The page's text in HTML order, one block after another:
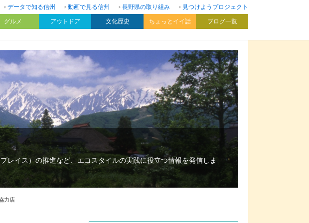
データで知る信州 動画で見る信州 長野県の取り組み
見つけようプロジェクト
グルメ アウトドア 文化歴史 ちょっとイイ話 ブログ一覧
レイス）の推進など、エコスタイルの実践に役立つ情報を発信しま
力店